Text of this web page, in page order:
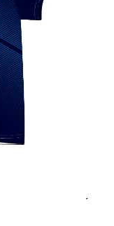
Fahrern. Unser
auch die